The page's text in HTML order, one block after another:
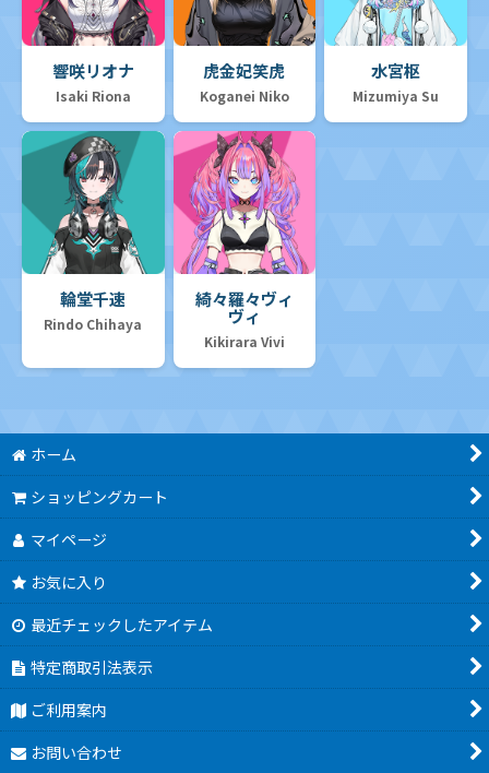
響咲リオナ
Isaki Riona
虎金妃笑虎
Koganei Niko
水宮枢
Mizumiya Su
輪堂千速
Rindo Chihaya
綺々羅々ヴィ
ヴィ
Kikirara Vivi
ホーム
ショッピングカート
マイページ
お気に入り
最近チェックしたアイテム
特定商取引法表示
ご利用案内
お問い合わせ